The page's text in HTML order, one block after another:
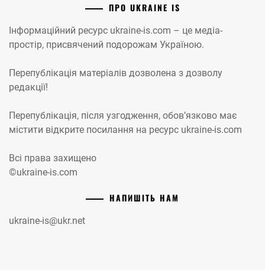
ПРО UKRAINE IS
Інформаційний ресурс ukraine-is.com – це медіа-
простір, присвячений подорожам Україною.
Перепублікація матеріалів дозволена з дозволу
редакції!
Перепублікація, після узгодження, обов’язково має
містити відкрите посилання на ресурс ukraine-is.com
Всі права захищено
©ukraine-is.com
НАПИШІТЬ НАМ
ukraine-is@ukr.net